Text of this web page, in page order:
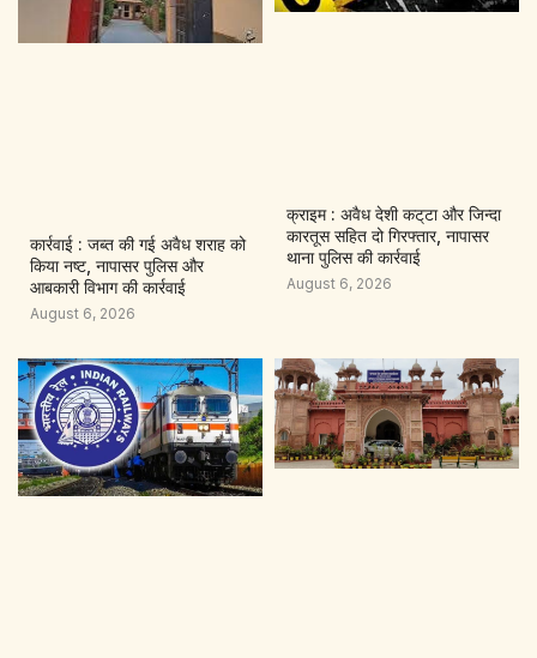
कार्रवाई : जब्त की गई अवैध शराह को
किया नष्ट, नापासर पुलिस और
आबकारी विभाग की कार्रवाई
August 6, 2026
क्राइम : अवैध देशी कट्‌टा और जिन्दा
कारतूस सहित दो गिरफ्तार, नापासर
थाना पुलिस की कार्रवाई
August 6, 2026